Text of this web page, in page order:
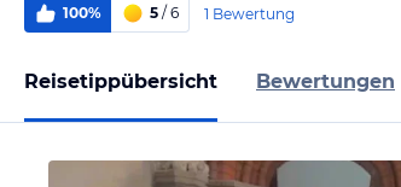
100% 5 / 6 1 Bewertung
Reisetippübersicht Bewertungen